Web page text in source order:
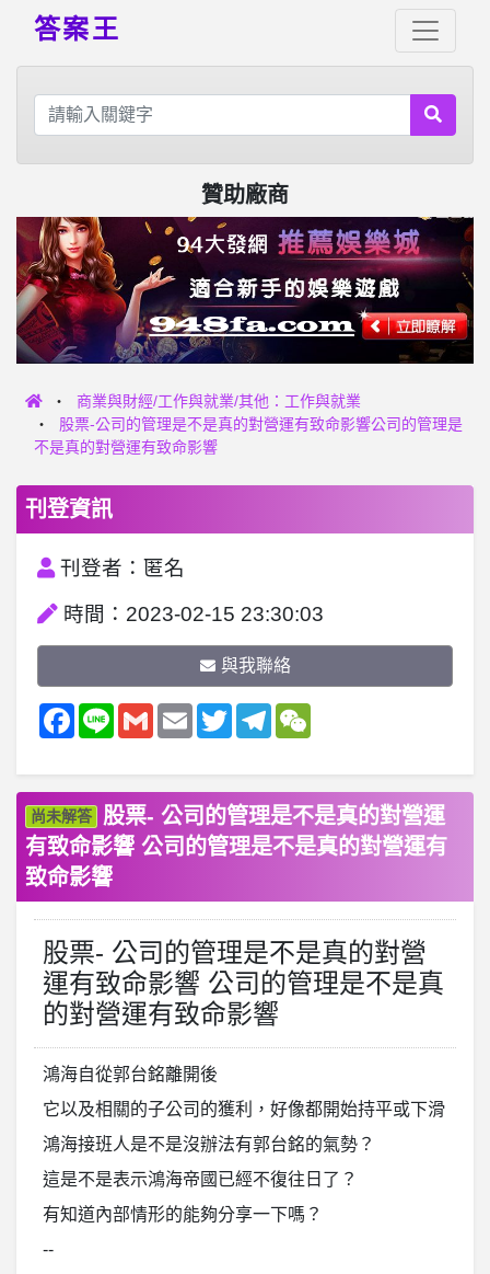
答案王
贊助廠商
商業與財經/工作與就業/其他：工作與就業
股票-公司的管理是不是真的對營運有致命影響公司的管理是
不是真的對營運有致命影響
刊登資訊
刊登者：匿名
時間：2023-02-15 23:30:03
與我聯絡
Facebook
Line GmailEmail TwitterTelegramWeChat
尚未解答
股票- 公司的管理是不是真的對營運
有致命影響 公司的管理是不是真的對營運有
致命影響
股票- 公司的管理是不是真的對營
運有致命影響 公司的管理是不是真
的對營運有致命影響
鴻海自從郭台銘離開後
它以及相關的子公司的獲利，好像都開始持平或下滑
鴻海接班人是不是沒辦法有郭台銘的氣勢？
這是不是表示鴻海帝國已經不復往日了？
有知道內部情形的能夠分享一下嗎？
--